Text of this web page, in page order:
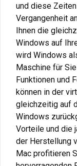
und diese
Vergangenheit
Ihnen die
Windows auf
wird Windows
Maschine für
Funktionen und
können in der
gleichzeitig auf
Windows
Vorteile und die
der Herstellung
Mac profitieren